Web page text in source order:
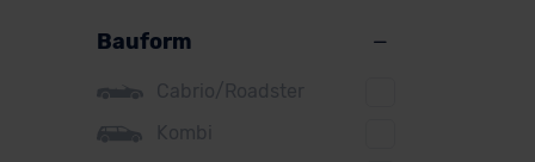
Citroen
Cupra
DS
Bauform
Cabrio/Roadster
Kombi